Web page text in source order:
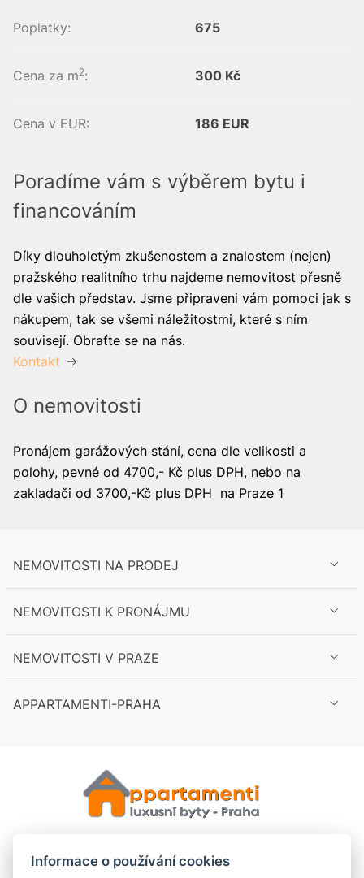
O nemovitosti
Pronájem garážových stání, cena dle velikosti a
polohy, pevné od 4700,- Kč plus DPH, nebo na
zakladači od 3700,-Kč plus DPH na Praze 1
Poplatky: 675
Cena za m2: 300 Kč
Cena v EUR: 186 EUR
Poradíme vám s výběrem bytu i
financováním
Díky dlouholetým zkušenostem a znalostem (nejen)
pražského realitního trhu najdeme nemovitost přesně
dle vašich představ. Jsme připraveni vám pomoci jak s
nákupem, tak se všemi náležitostmi, které s ním
souvisejí. Obraťte se na nás.
Kontakt
NEMOVITOSTI NA PRODEJ
NEMOVITOSTI K PRONÁJMU
NEMOVITOSTI V PRAZE
APPARTAMENTI-PRAHA
Informace o používání cookies